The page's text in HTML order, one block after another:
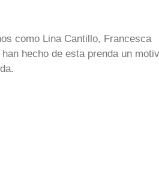
como Lina Cantillo, Francesca
hecho de esta prenda un